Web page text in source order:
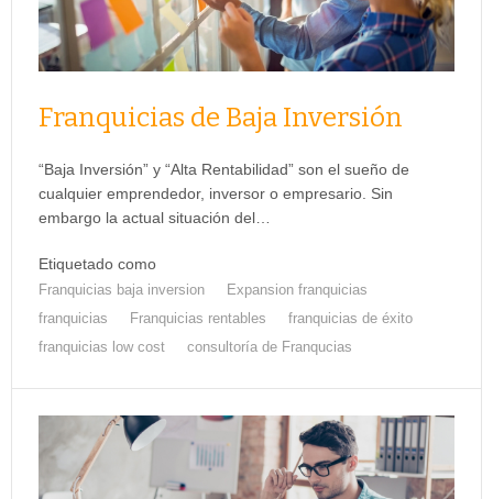
Franquicias de Baja Inversión
“Baja Inversión” y “Alta Rentabilidad” son el sueño de
cualquier emprendedor, inversor o empresario. Sin
embargo la actual situación del…
Etiquetado como
Franquicias baja inversion
Expansion franquicias
franquicias
Franquicias rentables
franquicias de éxito
franquicias low cost
consultoría de Franqucias